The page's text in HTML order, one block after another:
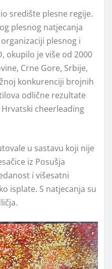
središte plesne regije.
plesnog natjecanja
organizaciji plesnog i
okupilo je više od 2000
Crne Gore, Srbije,
konkurenciji brojnih
odlične rezultate
cheerleading
u sastavu koji nije
iz Posušja
i višesatni
isplate. S natjecanja su